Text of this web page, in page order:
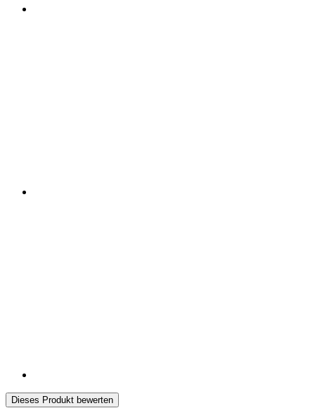
Dieses Produkt bewerten